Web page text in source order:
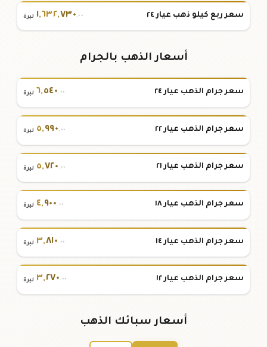
سعر ربع كيلو ذهب عيار ٢٤ ١,٦٣٢,٧٣٠.٠٠ ليرة
أسعار الذهب بالجرام
سعر جرام الذهب عيار ٢٤ ٦,٥٤٠.٠٠ ليرة
سعر جرام الذهب عيار ٢٢ ٥,٩٩٠.٠٠ ليرة
سعر جرام الذهب عيار ٢١ ٥,٧٢٠.٠٠ ليرة
سعر جرام الذهب عيار ١٨ ٤,٩٠٠.٠٠ ليرة
سعر جرام الذهب عيار ١٤ ٣,٨١٠.٠٠ ليرة
سعر جرام الذهب عيار ١٢ ٣,٢٧٠.٠٠ ليرة
أسعار سبائك الذهب